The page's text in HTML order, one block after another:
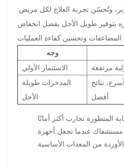
وتُحسّن تجربة العلاج لكل مريض.
بتوفير طويل الأجل بفضل انخفاض
وجه
الاستثمار الأولي
مرتفعة
المدخرات طويلة
الأجل
نتائج
أفضل
المتطورة تجارب أكثر أمانًا
مستشفاك عندما تجعل أجهزة